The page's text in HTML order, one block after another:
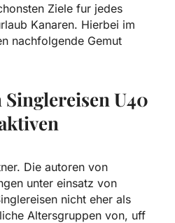
Ziele fur jedes
Kanaren. Hierbei im
nachfolgende Gemut
Singlereisen U40
Die autoren von
unter einsatz von
nicht eher als
Altersgruppen von, uff